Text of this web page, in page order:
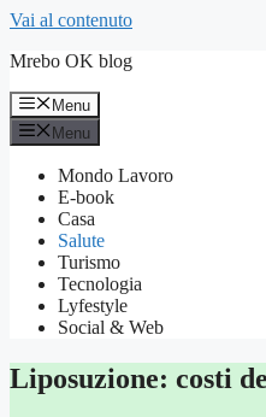
Vai al contenuto
Mrebo OK blog
Menu
Menu
Mondo Lavoro
E-book
Casa
Salute
Turismo
Tecnologia
Lyfestyle
Social & Web
Liposuzione: costi